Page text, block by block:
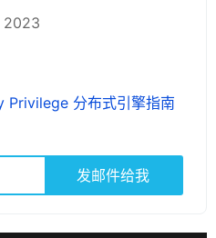
2023
Privilege 分布式引擎指南
发邮件给我